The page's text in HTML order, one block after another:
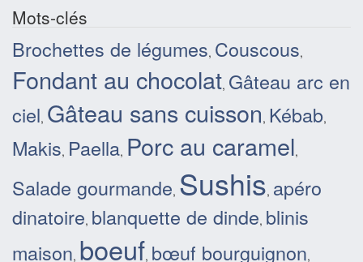
Mots-clés
Brochettes de légumes, Couscous,
Fondant au chocolat, Gâteau arc en
ciel, Gâteau sans cuisson, Kébab,
Makis, Paella, Porc au caramel,
Salade gourmande, Sushis, apéro
dinatoire, blanquette de dinde, blinis
maison, boeuf, bœuf bourguignon,